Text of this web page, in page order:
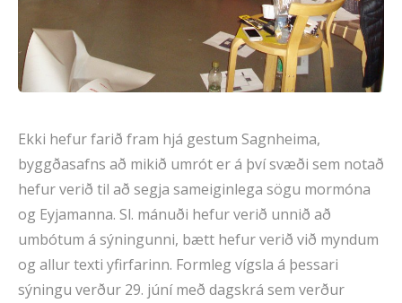
Ekki hefur farið fram hjá gestum Sagnheima,
byggðasafns að mikið umrót er á því svæði sem notað
hefur verið til að segja sameiginlega sögu mormóna
og Eyjamanna. Sl. mánuði hefur verið unnið að
umbótum á sýningunni, bætt hefur verið við myndum
og allur texti yfirfarinn. Formleg vígsla á þessari
sýningu verður 29. júní með dagskrá sem verður